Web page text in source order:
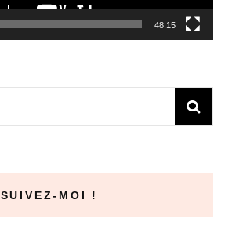
48:15
SUIVEZ-MOI !